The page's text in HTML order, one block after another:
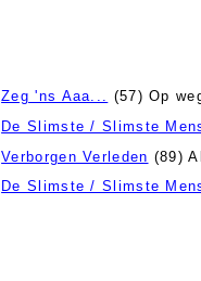
Zeg 'ns Aaa... (57) Op
De Slimste / Slimste
Verborgen Verleden (89)
De Slimste / Slimste